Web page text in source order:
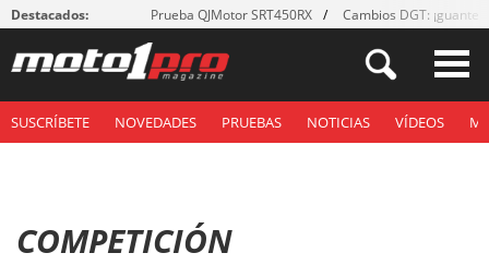
Destacados: Prueba QJMotor SRT450RX Cambios DGT: ¡guantes!
SUSCRÍBETE NOVEDADES PRUEBAS NOTICIAS VÍDEOS
COMPETICIÓN